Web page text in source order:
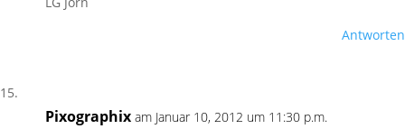
Antworten
Pixographix am Januar 10, 2012 um 11:30 p.m.